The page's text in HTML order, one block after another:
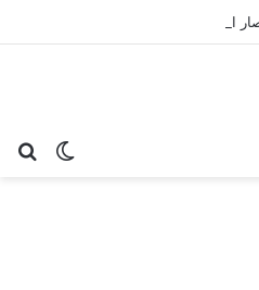
الديمقراطية بلسان الاستعمار
الوضع